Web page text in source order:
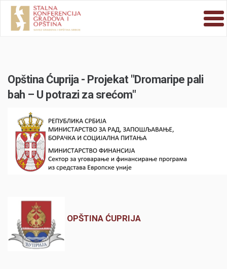
Opština Ćuprija - Projekat "Dromaripe pali
bah – U potrazi za srećom"
OPŠTINA ĆUPRIJA